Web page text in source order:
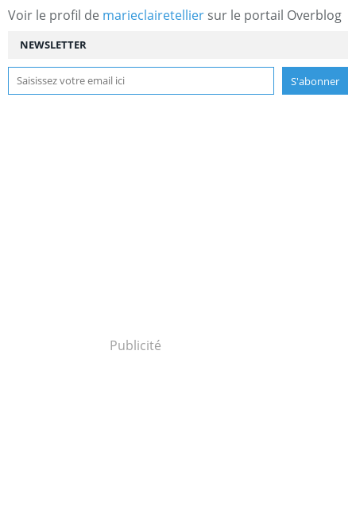
NEWSLETTER
Voir le profil de marieclairetellier sur le portail Overblog
Publicité